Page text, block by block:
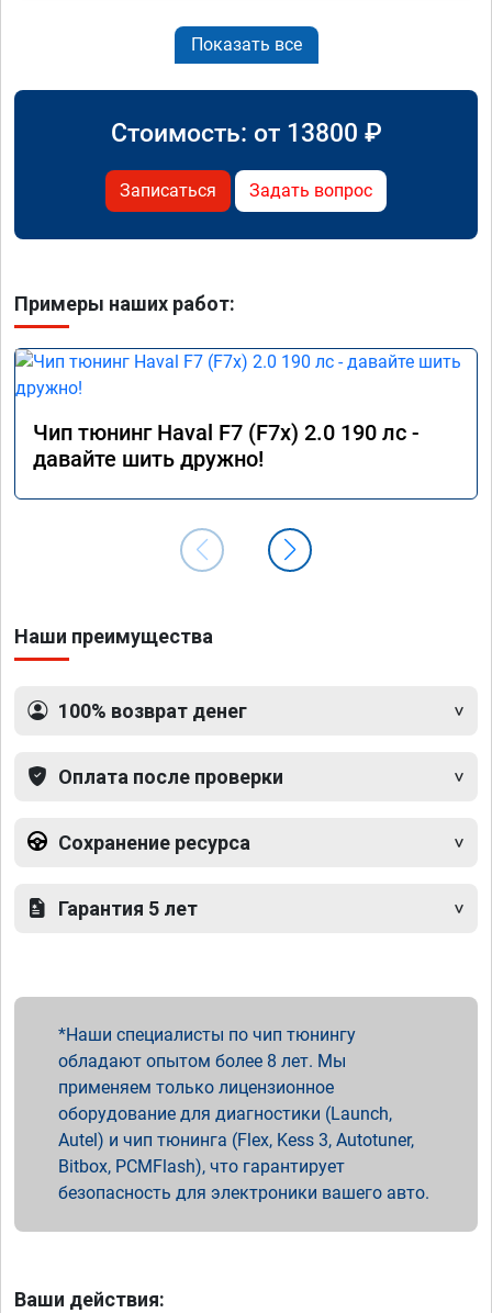
Показать все
Стоимость: от 13800 ₽
Записаться Задать вопрос
Примеры наших работ:
Чип тюнинг Haval F7 (F7x) 2.0 190 лс -
давайте шить дружно!
Наши преимущества
100% возврат денег
Оплата после проверки
Сохранение ресурса
Гарантия 5 лет
Наши специалисты по чип тюнингу
обладают опытом более 8 лет. Мы
применяем только лицензионное
оборудование для диагностики (Launch,
Autel) и чип тюнинга (Flex, Kess 3, Autotuner,
Bitbox, PCMFlash), что гарантирует
безопасность для электроники вашего авто.
Ваши действия: